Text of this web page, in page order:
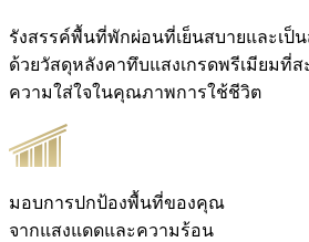
รังสรรค์พื้นที่พักผ่อนที่เย็นสบายและเป็
ด้วยวัสดุหลังคาทึบแสงเกรดพรีเมียมที่
ความใส่ใจในคุณภาพการใช้ชีวิต
มอบการปกป้องพื้นที่ของคุณ
จากแสงแดดและความร้อน